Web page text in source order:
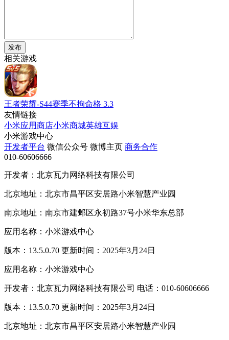
发布
相关游戏
王者荣耀-S44赛季不拘命格 3.3
友情链接
小米应用商店小米商城英雄互娱
小米游戏中心
开发者平台 微信公众号 微博主页 商务合作
010-60606666
开发者：北京瓦力网络科技有限公司
北京地址：北京市昌平区安居路小米智慧产业园
南京地址：南京市建邺区永初路37号小米华东总部
应用名称：小米游戏中心
版本：13.5.0.70 更新时间：2025年3月24日
应用名称：小米游戏中心
开发者：北京瓦力网络科技有限公司 电话：010-60606666
版本：13.5.0.70 更新时间：2025年3月24日
北京地址：北京市昌平区安居路小米智慧产业园